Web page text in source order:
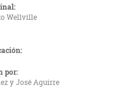
Wellville
por:
y José Aguirre